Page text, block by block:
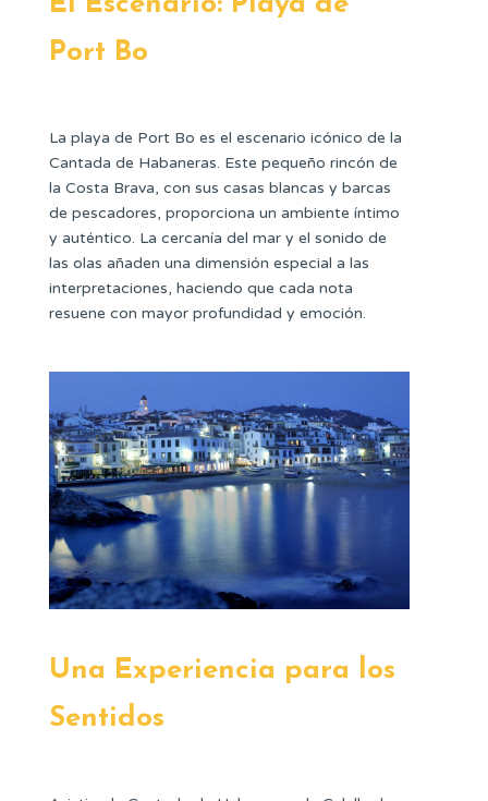
Port Bo
La playa de Port Bo es el escenario icónico de la
Cantada de Habaneras. Este pequeño rincón de
la Costa Brava, con sus casas blancas y barcas
de pescadores, proporciona un ambiente íntimo
y auténtico. La cercanía del mar y el sonido de
las olas añaden una dimensión especial a las
interpretaciones, haciendo que cada nota
resuene con mayor profundidad y emoción.
Una Experiencia para los
Sentidos